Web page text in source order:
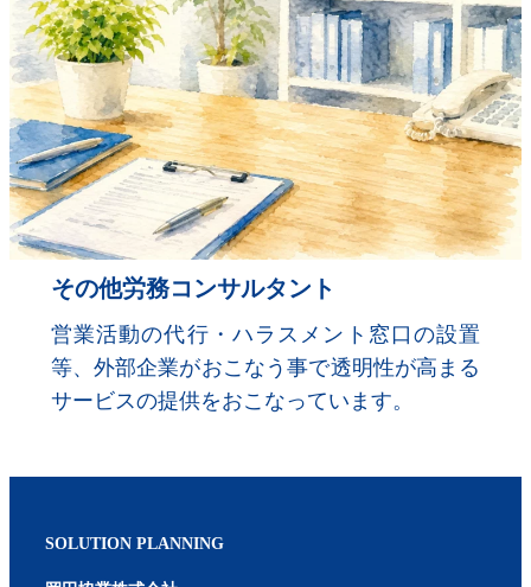
その他労務コンサルタント
営業活動の代行・ハラスメント窓口の設置
等、外部企業がおこなう事で透明性が高まる
サービスの提供をおこなっています。
SOLUTION PLANNING